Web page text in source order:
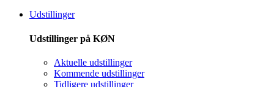
Udstillinger
Udstillinger på KØN
Aktuelle udstillinger
Kommende udstillinger
Tidligere udstillinger